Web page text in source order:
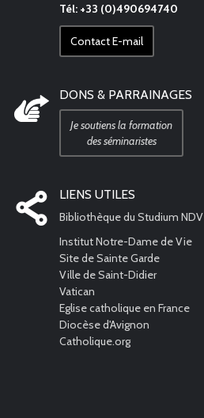
Tél: +33 (0)490694740
Contact E-mail
DONS & PARRAINAGES
Je soutiens la formation
des séminaristes
LIENS UTILES
Bibliothèque du Studium NDV
Institut Notre-Dame de Vie
Site de Sainte Garde
Ville de Saint-Didier
Vatican
Eglise catholique en France
Diocèse d'Avignon
Catholique.org